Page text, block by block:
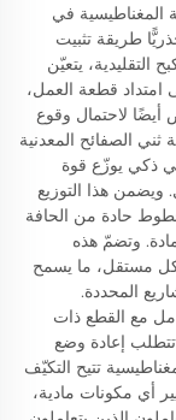
المغناطيسية في
طريقة تثبيت
التقليدية، يتعيّن
امتداد قطعة العمل،
لاحتمال وقوع
الصفائح المعدنية
ذكي يوزّع قوة
هذا التوزيع
حادة من الحافة
وتضمّ هذه
مستقل، ما يسمح
المحددة.
مع القطع ذات
تتطلب إعادة وضع
تتيح التكيّف
أي مكونات مادية،